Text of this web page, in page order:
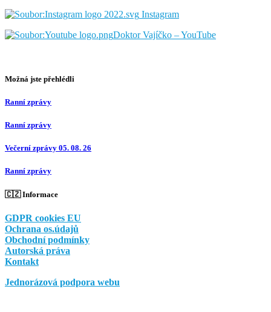
Instagram
Doktor Vajíčko – YouTube
Možná jste přehlédli
Ranní zprávy
Ranní zprávy
Večerní zprávy 05. 08. 26
Ranní zprávy
🇨🇿 Informace
GDPR cookies EU
Ochrana os.údajů
Obchodní podmínky
Autorská práva
Kontakt
Jednorázová podpora webu